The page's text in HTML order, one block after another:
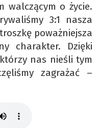
walczącym o życie.
3:1 nasza
poważniejsza
charakter. Dzięki
nas nieśli tym
zagrażać –